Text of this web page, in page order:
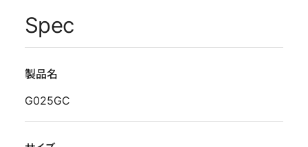
Spec
製品名
G025GC